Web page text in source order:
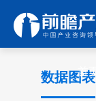
首页
数据图表